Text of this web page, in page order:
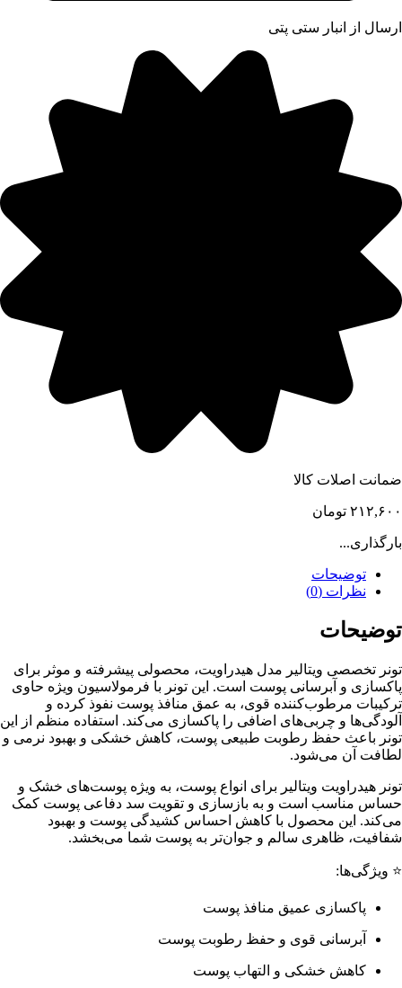
ارسال از انبار ستی پتی
ضمانت اصلات کالا
۲۱۲,۶۰۰ تومان
بارگذاری...
توضیحات
نظرات (0)
توضیحات
تونر تخصصی ویتالیر مدل هیدراویت، محصولی پیشرفته و موثر برای
پاکسازی و آبرسانی پوست است. این تونر با فرمولاسیون ویژه حاوی
ترکیبات مرطوب‌کننده قوی، به عمق منافذ پوست نفوذ کرده و
آلودگی‌ها و چربی‌های اضافی را پاکسازی می‌کند. استفاده منظم از این
تونر باعث حفظ رطوبت طبیعی پوست، کاهش خشکی و بهبود نرمی و
لطافت آن می‌شود.
تونر هیدراویت ویتالیر برای انواع پوست، به ویژه پوست‌های خشک و
حساس مناسب است و به بازسازی و تقویت سد دفاعی پوست کمک
می‌کند. این محصول با کاهش احساس کشیدگی پوست و بهبود
شفافیت، ظاهری سالم و جوان‌تر به پوست شما می‌بخشد.
⭐ ویژگی‌ها:
پاکسازی عمیق منافذ پوست
آبرسانی قوی و حفظ رطوبت پوست
کاهش خشکی و التهاب پوست